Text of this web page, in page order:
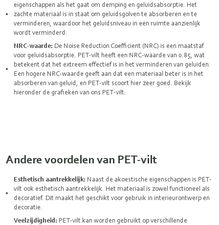
eigenschappen als het gaat om demping en geluidsabsorptie. Het
zachte materiaal is in staat om geluidsgolven te absorberen en te
verminderen, waardoor het geluidsniveau in een ruimte aanzienlijk
wordt verminderd.
NRC-waarde: De Noise Reduction Coefficient (NRC) is een maatstaf
voor geluidsabsorptie. PET-vilt heeft een NRC-waarde van 0.85, wat
betekent dat het extreem effectief is in het verminderen van geluiden.
Een hogere NRC-waarde geeft aan dat een materiaal beter is in het
absorberen van geluid, en PET-vilt scoort hier zeer goed. Bekijk
hieronder de grafieken van ons PET-vilt:
Andere voordelen van PET-vilt
Esthetisch aantrekkelijk: Naast de akoestische eigenschappen is PET-
vilt ook esthetisch aantrekkelijk. Het materiaal is zowel functioneel als
decoratief. Dit maakt het geschikt voor gebruik in interieurontwerp en
decoratie.
Veelzijdigheid: PET-vilt kan worden gebruikt op verschillende